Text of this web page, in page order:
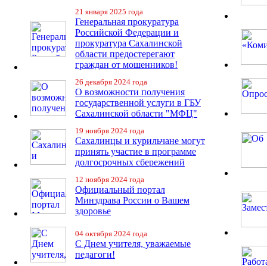
21 января 2025 года
Генеральная прокуратура
Российской Федерации и
прокуратура Сахалинской
области предостерегают
граждан от мошенников!
26 декабря 2024 года
О возможности получения
государственной услуги в ГБУ
Сахалинской области "МФЦ"
19 ноября 2024 года
Сахалинцы и курильчане могут
принять участие в программе
долгосрочных сбережений
12 ноября 2024 года
Официальный портал
Минздрава России о Вашем
здоровье
04 октября 2024 года
С Днем учителя, уважаемые
педагоги!